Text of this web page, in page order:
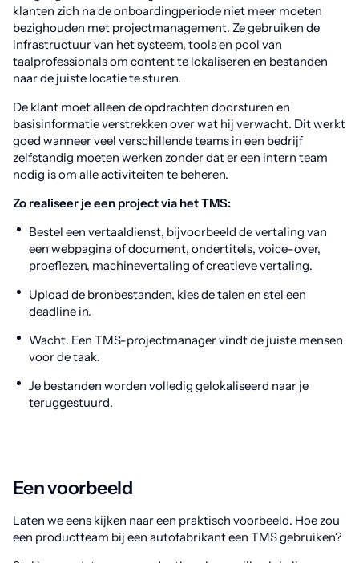
klanten zich na de onboardingperiode niet meer moeten
bezighouden met projectmanagement. Ze gebruiken de
infrastructuur van het systeem, tools en pool van
taalprofessionals om content te lokaliseren en bestanden
naar de juiste locatie te sturen.
De klant moet alleen de opdrachten doorsturen en
basisinformatie verstrekken over wat hij verwacht. Dit werkt
goed wanneer veel verschillende teams in een bedrijf
zelfstandig moeten werken zonder dat er een intern team
nodig is om alle activiteiten te beheren.
Zo realiseer je een project via het TMS:
Bestel een vertaaldienst, bijvoorbeeld de vertaling van
een webpagina of document, ondertitels, voice-over,
proeflezen, machinevertaling of creatieve vertaling.
Upload de bronbestanden, kies de talen en stel een
deadline in.
Wacht. Een TMS-projectmanager vindt de juiste mensen
voor de taak.
Je bestanden worden volledig gelokaliseerd naar je
teruggestuurd.
Een voorbeeld
Laten we eens kijken naar een praktisch voorbeeld. Hoe zou
een productteam bij een autofabrikant een TMS gebruiken?